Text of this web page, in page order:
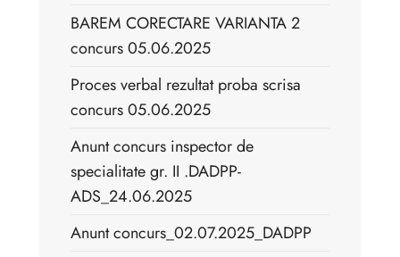
BAREM CORECTARE VARIANTA 2
concurs 05.06.2025
Proces verbal rezultat proba scrisa
concurs 05.06.2025
Anunt concurs inspector de
specialitate gr. II .DADPP-
ADS_24.06.2025
Anunt concurs_02.07.2025_DADPP